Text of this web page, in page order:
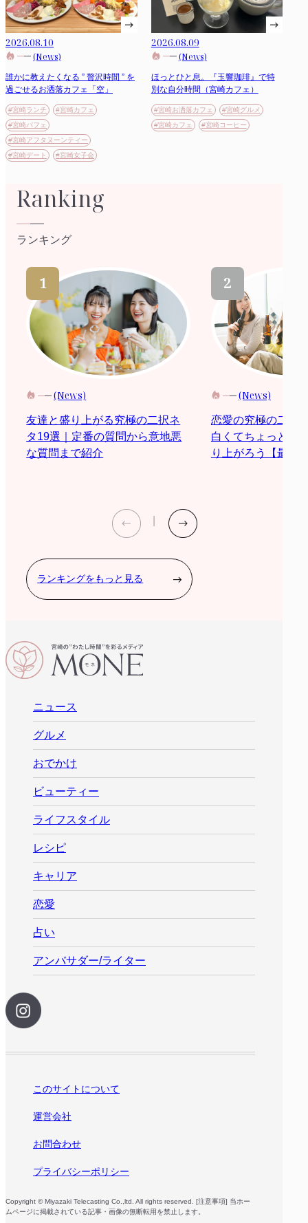
2026.08.10
(News)
誰かに教えたくなる ” 贅沢時間 ” を
過ごせるお洒落カフェ「空」
#宮崎ランチ
#宮崎カフェ
#宮崎パフェ
#宮崎アフタヌーンティー
#宮崎デート
#宮崎女子会
2026.08.09
(News)
ほっとひと息。『玉響珈琲』で特
別な自分時間（宮崎カフェ）
#宮崎お洒落カフェ
#宮崎グルメ
#宮崎カフェ
#宮崎コーヒー
Ranking
ランキング
(News)
友達と盛り上がる究極の二択ネ
タ19選｜定番の質問から意地悪
な質問まで紹介
(News)
恋愛の究極の二択
白くてちょっと際
り上がろう【最新
ランキングをもっと見る
ニュース
グルメ
おでかけ
ビューティー
ライフスタイル
レシピ
キャリア
恋愛
占い
アンバサダー/ライター
このサイトについて
運営会社
お問合わせ
プライバシーポリシー
Copyright © Miyazaki Telecasting Co.,ltd. All rights reserved. [注意事項] 当ホー
ムページに掲載されている記事・画像の無断転用を禁止します。